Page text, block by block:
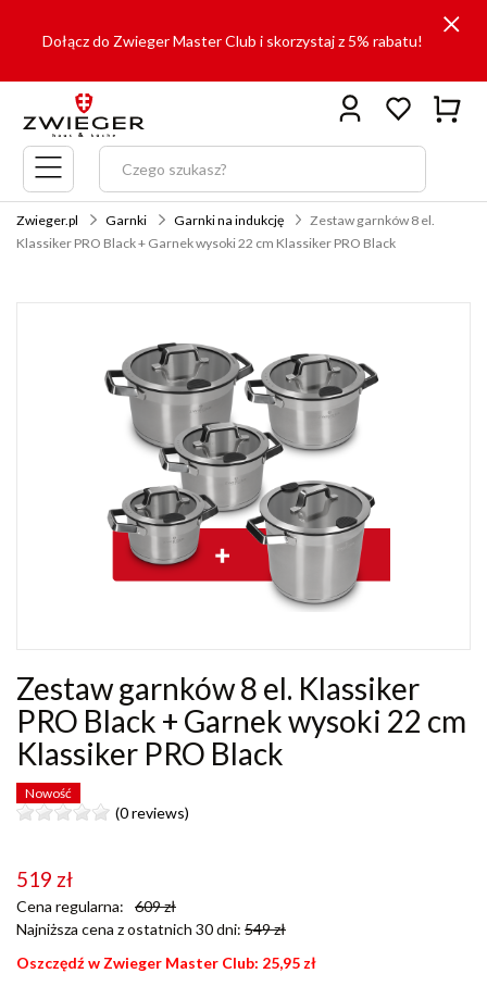
Dołącz do Zwieger Master Club i skorzystaj z 5% rabatu!
Menu
główne
Zwieger.pl Garnki Garnki na indukcję
Zestaw garnków 8 el.
Klassiker PRO Black + Garnek wysoki 22 cm Klassiker PRO Black
Zestaw garnków 8 el. Klassiker
PRO Black + Garnek wysoki 22 cm
Klassiker PRO Black
Nowość
(0 reviews)
519 zł
Cena regularna: 609zł
Najniższa cena z ostatnich 30 dni: 549zł
Oszczędź w Zwieger Master Club: 25,95 zł